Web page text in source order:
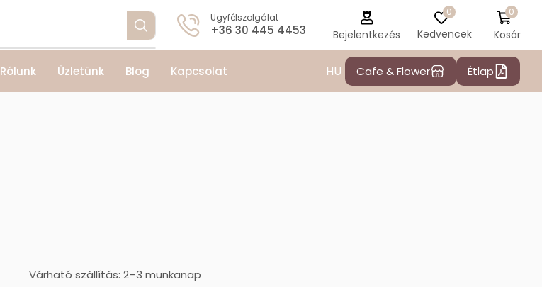
Ügyfélszolgálat
+36 30 445 4453 Bejelentkezés
0
Kedvencek
0
Kosár
Rólunk Üzletünk Blog Kapcsolat HU Cafe & Flower Étlap
Várható szállítás: 2–3 munkanap